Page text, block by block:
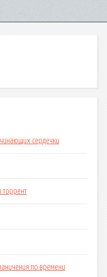
сердечки
по времени